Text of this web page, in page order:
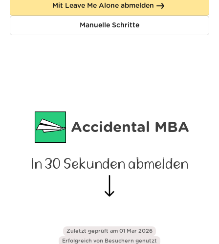
Mit Leave Me Alone abmelden
Manuelle Schritte
Accidental MBA
In 30 Sekunden abmelden
Zuletzt geprüft am 01 Mar 2026
Erfolgreich von Besuchern genutzt